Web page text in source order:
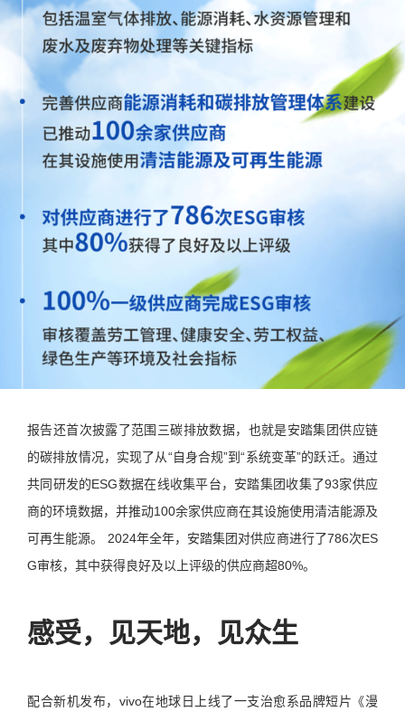
报告还首次披露了范围三碳排放数据，也就是安踏集团供应链
的碳排放情况，实现了从“自身合规”到“系统变革”的跃迁。通过
共同研发的ESG数据在线收集平台，安踏集团收集了93家供应
商的环境数据，并推动100余家供应商在其设施使用清洁能源及
可再生能源。 2024年全年，安踏集团对供应商进行了786次ES
G审核，其中获得良好及以上评级的供应商超80%。
感受，见天地，见众生
配合新机发布，vivo在地球日上线了一支治愈系品牌短片《漫